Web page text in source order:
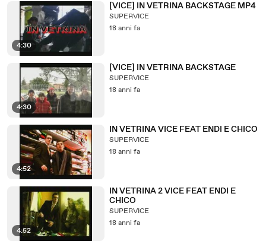
4:30
[VICE] IN VETRINA BACKSTAGE MP4
SUPERVICE
18 anni fa
4:30
[VICE] IN VETRINA BACKSTAGE
SUPERVICE
18 anni fa
4:52
IN VETRINA VICE FEAT ENDI E CHICO
SUPERVICE
18 anni fa
4:52
IN VETRINA 2 VICE FEAT ENDI E
CHICO
SUPERVICE
18 anni fa